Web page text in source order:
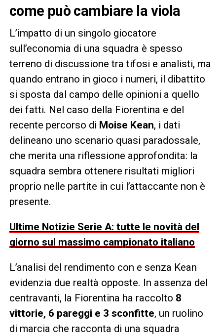
come può cambiare la viola
L’impatto di un singolo giocatore
sull’economia di una squadra è spesso
terreno di discussione tra tifosi e analisti, ma
quando entrano in gioco i numeri, il dibattito
si sposta dal campo delle opinioni a quello
dei fatti. Nel caso della Fiorentina e del
recente percorso di Moise Kean, i dati
delineano uno scenario quasi paradossale,
che merita una riflessione approfondita: la
squadra sembra ottenere risultati migliori
proprio nelle partite in cui l’attaccante non è
presente.
Ultime Notizie Serie A: tutte le novità del
giorno sul massimo campionato italiano
L’analisi del rendimento con e senza Kean
evidenzia due realtà opposte. In assenza del
centravanti, la Fiorentina ha raccolto 8
vittorie, 6 pareggi e 3 sconfitte, un ruolino
di marcia che racconta di una squadra